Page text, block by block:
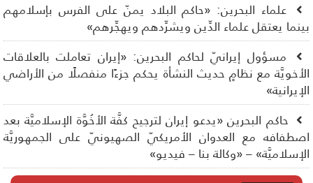
علماء البحرين: «حاكم البلاد يمنّ على الفرس بإسلامهم
يعتقل علماء الدِّين ويشرِّدهم ويهجِّرهم»
مسؤول إيرانيّ لحاكم البحرين: «إيران تعاملت بالعلاقات
مع نظامٍ حديث النشأة يحكم جزءًا منفصلًا من الأراضي
حاكم البحرين «يدعو إيران لترجيح كفَّة الأخُوَّة الإسلاميَّة بعد
مع العدوان الأمريكيّ الصهيونيّ على الجمهوريَّة
– «وكالة بنا – فيديو»